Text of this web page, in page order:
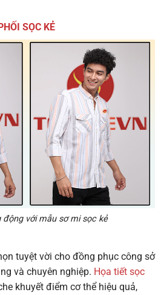
SỌC KẺ
động với mẫu sơ mi sọc kẻ
tuyệt vời cho đồng phục công sở
và chuyên nghiệp. Họa tiết sọc
khuyết điểm cơ thể hiệu quả,